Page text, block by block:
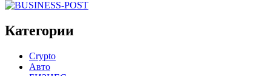
Категории
Crypto
Авто